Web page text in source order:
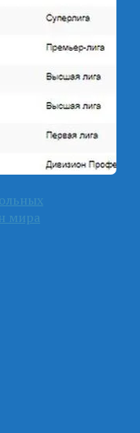
мира